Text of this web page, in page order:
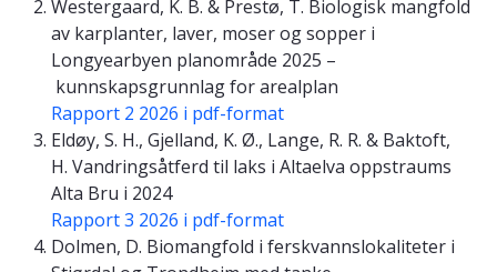
Westergaard, K. B. & Prestø, T. Biologisk mangfold
av karplanter, laver, moser og sopper i
Longyearbyen planområde 2025 –
kunnskapsgrunnlag for arealplan
Rapport 2 2026 i pdf-format
Eldøy, S. H., Gjelland, K. Ø., Lange, R. R. & Baktoft,
H. Vandringsåtferd til laks i Altaelva oppstraums
Alta Bru i 2024
Rapport 3 2026 i pdf-format
Dolmen, D. Biomangfold i ferskvannslokaliteter i